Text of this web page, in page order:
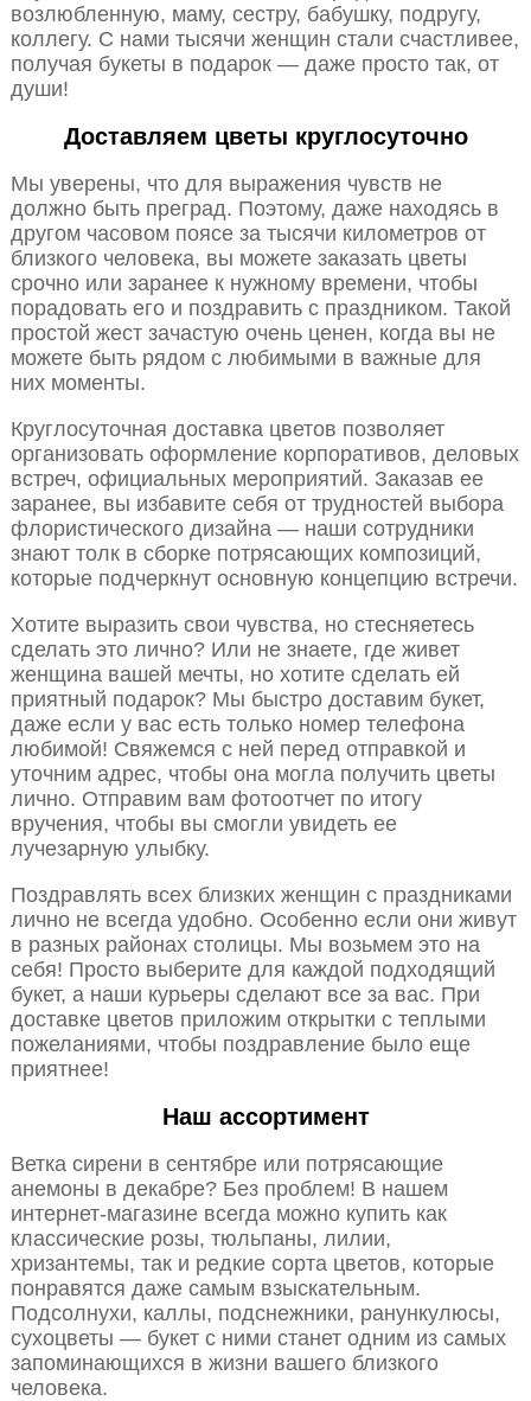
возлюбленную, маму, сестру, бабушку, подругу,
коллегу. С нами тысячи женщин стали счастливее,
получая букеты в подарок — даже просто так, от
души!
Доставляем цветы круглосуточно
Мы уверены, что для выражения чувств не
должно быть преград. Поэтому, даже находясь в
другом часовом поясе за тысячи километров от
близкого человека, вы можете заказать цветы
срочно или заранее к нужному времени, чтобы
порадовать его и поздравить с праздником. Такой
простой жест зачастую очень ценен, когда вы не
можете быть рядом с любимыми в важные для
них моменты.
Круглосуточная доставка цветов позволяет
организовать оформление корпоративов, деловых
встреч, официальных мероприятий. Заказав ее
заранее, вы избавите себя от трудностей выбора
флористического дизайна — наши сотрудники
знают толк в сборке потрясающих композиций,
которые подчеркнут основную концепцию встречи.
Хотите выразить свои чувства, но стесняетесь
сделать это лично? Или не знаете, где живет
женщина вашей мечты, но хотите сделать ей
приятный подарок? Мы быстро доставим букет,
даже если у вас есть только номер телефона
любимой! Свяжемся с ней перед отправкой и
уточним адрес, чтобы она могла получить цветы
лично. Отправим вам фотоотчет по итогу
вручения, чтобы вы смогли увидеть ее
лучезарную улыбку.
Поздравлять всех близких женщин с праздниками
лично не всегда удобно. Особенно если они живут
в разных районах столицы. Мы возьмем это на
себя! Просто выберите для каждой подходящий
букет, а наши курьеры сделают все за вас. При
доставке цветов приложим открытки с теплыми
пожеланиями, чтобы поздравление было еще
приятнее!
Наш ассортимент
Ветка сирени в сентябре или потрясающие
анемоны в декабре? Без проблем! В нашем
интернет-магазине всегда можно купить как
классические розы, тюльпаны, лилии,
хризантемы, так и редкие сорта цветов, которые
понравятся даже самым взыскательным.
Подсолнухи, каллы, подснежники, ранункулюсы,
сухоцветы — букет с ними станет одним из самых
запоминающихся в жизни вашего близкого
человека.